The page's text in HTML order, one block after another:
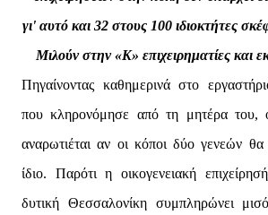
γι' αυτό και 32 στους 100 ιδιοκτήτες
Μιλούν στην «Κ» επιχειρηματίες και
Πηγαίνοντας καθημερινά στο
που κληρονόμησε από τη μητέρα του,
αναρωτιέται αν οι κόποι δύο γενεών
ίδιο. Παρότι η οικογενειακή
δυτική Θεσσαλονίκη συμπληρώνει